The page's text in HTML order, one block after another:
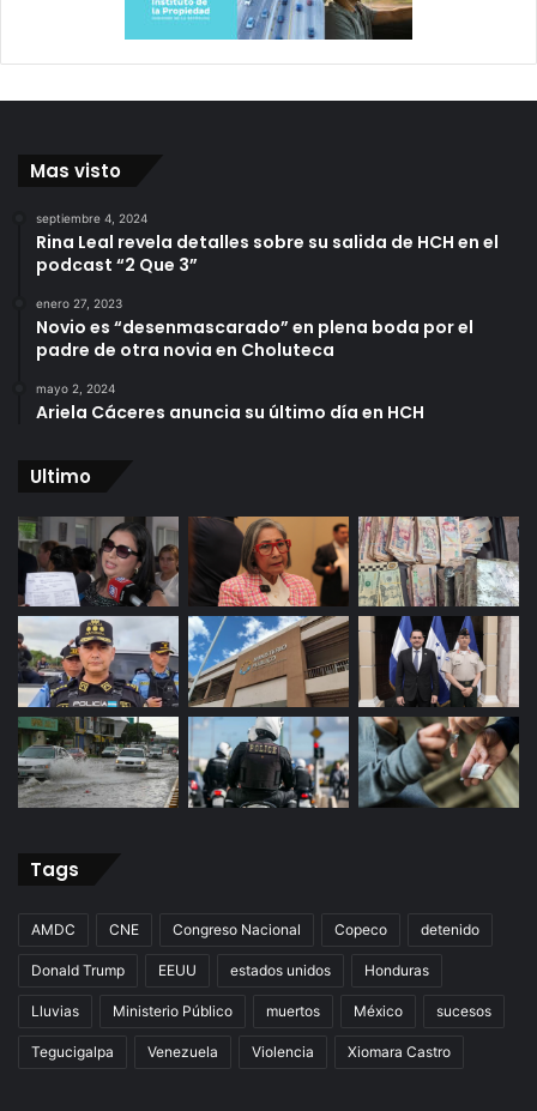
Mas visto
septiembre 4, 2024
Rina Leal revela detalles sobre su salida de HCH en el
podcast “2 Que 3”
enero 27, 2023
Novio es “desenmascarado” en plena boda por el
padre de otra novia en Choluteca
mayo 2, 2024
Ariela Cáceres anuncia su último día en HCH
Ultimo
Tags
AMDC CNE Congreso Nacional Copeco detenido
Donald Trump EEUU estados unidos Honduras
Lluvias Ministerio Público muertos México sucesos
Tegucigalpa Venezuela Violencia Xiomara Castro